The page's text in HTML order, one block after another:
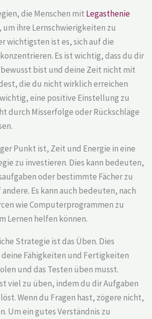
die Menschen mit Legasthenie
um ihre Lernschwierigkeiten zu
wichtigsten ist es, sich auf die
Es ist wichtig, dass du dir
bist und deine Zeit nicht mit
die du nicht wirklich erreichen
eine positive Einstellung zu
durch Misserfolge oder Rückschläge
Punkt ist, Zeit und Energie in eine
zu investieren. Dies kann bedeuten,
oder bestimmte Fächer zu
Es kann auch bedeuten, nach
wie Computerprogrammen zu
Lernen helfen können.
Strategie ist das Üben. Dies
Fähigkeiten und Fertigkeiten
und das Testen üben musst.
viel zu üben, indem du dir Aufgaben
Wenn du Fragen hast, zögere nicht,
Um ein gutes Verständnis zu